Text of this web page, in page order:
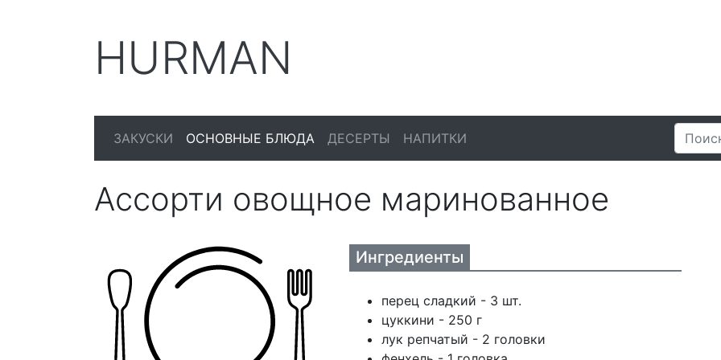
HURMAN
ЗАКУСКИ ОСНОВНЫЕ БЛЮДА ДЕСЕРТЫ НАПИТКИ
Ассорти овощное маринованное
Ингредиенты
перец сладкий - 3 шт.
цуккини - 250 г
лук репчатый - 2 головки